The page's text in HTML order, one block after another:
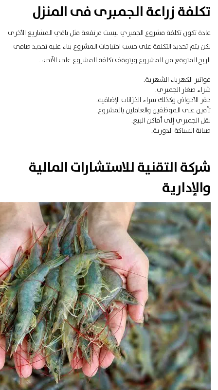
تكلفة زراعة الجمبرى فى المنزل
عادة تكون تكلفة مشروع الجمبري ليست مرتفعة مثل باقي المشاريع الأخرى
لكن يتم تحديد التكلفة على حسب احتياجات المشروع بناء عليه تحديد صافى
الربح المتوقع من المشروع ويتوقف تكلفة المشروع على الآتى: .
فواتير الكهرباء الشهرية.
شراء صغار الجمبري.
حفر الأحواض وكذلك شراء الخزانات الإضافية.
تأمين على الموظفين والعاملين بالمشروع.
نقل الجمبريإلى أماكن البيع.
صيانة السباكة الدورية.
شركة التقنية للاستشارات المالية
والإدارية